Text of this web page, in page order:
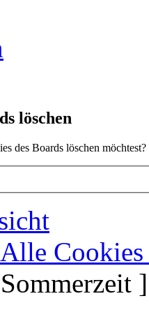
löschen
des Boards löschen möchtest?
Alle Cookies
]